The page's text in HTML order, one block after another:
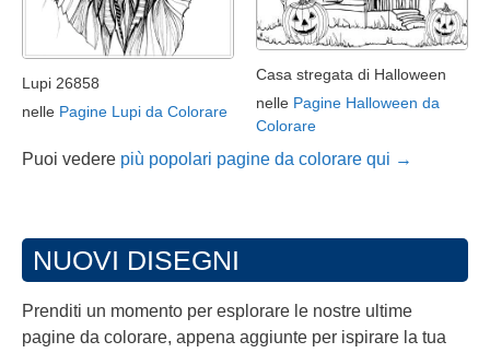
Lupi 26858
nelle Pagine Lupi da Colorare
Casa stregata di Halloween
nelle Pagine Halloween da
Colorare
Puoi vedere più popolari pagine da colorare qui →
NUOVI DISEGNI
Prenditi un momento per esplorare le nostre ultime
pagine da colorare, appena aggiunte per ispirare la tua